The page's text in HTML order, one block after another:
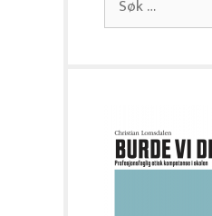
etter: